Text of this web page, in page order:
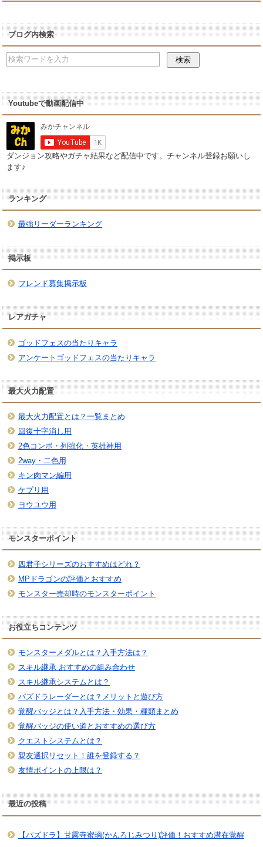
ブログ内検索
Youtubeで動画配信中
ダンジョン攻略やガチャ結果など配信中です。チャンネル登録お願いし
ます♪
ランキング
最強リーダーランキング
掲示板
フレンド募集掲示板
レアガチャ
ゴッドフェスの当たりキャラ
アンケートゴッドフェスの当たりキャラ
最大火力配置
最大火力配置とは？一覧まとめ
回復十字消し用
2色コンボ・列強化・英雄神用
2way・二色用
キン肉マン編用
ケプリ用
ヨウユウ用
モンスターポイント
四君子シリーズのおすすめはどれ？
MPドラゴンの評価とおすすめ
モンスター売却時のモンスターポイント
お役立ちコンテンツ
モンスターメダルとは？入手方法は？
スキル継承 おすすめの組み合わせ
スキル継承システムとは？
パズドラレーダーとは？メリットと遊び方
覚醒バッジとは？入手方法・効果・種類まとめ
覚醒バッジの使い道とおすすめの選び方
クエストシステムとは？
親友選択リセット！誰を登録する？
友情ポイントの上限は？
最近の投稿
【パズドラ】甘露寺蜜璃(かんろじみつり)評価！おすすめ潜在覚醒